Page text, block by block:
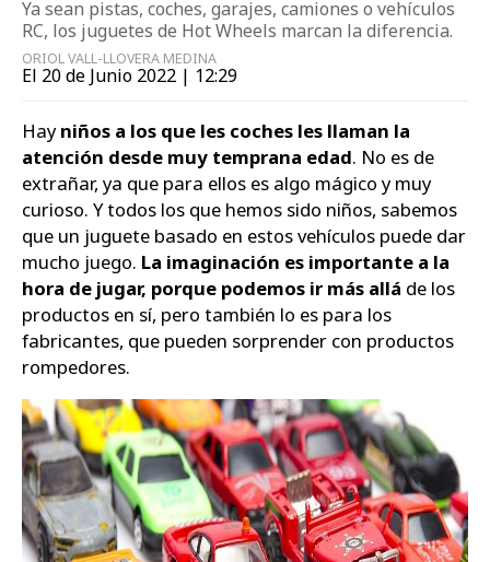
Móviles
Niños
Ordenadores
Videojuegos
Vuelos
Zapatos
Ya sean pistas, coches, garajes, camiones o vehículos
RC, los juguetes de Hot Wheels marcan la diferencia.
ORIOL VALL-LLOVERA MEDINA
El 20 de Junio 2022 | 12:29
Hayniños a los que les coches les llaman la
atención desde muy temprana edad. No es de
extrañar, ya que para ellos es algo mágico y muy
curioso. Y todos los que hemos sido niños, sabemos
que un juguete basado en estos vehículos puede dar
mucho juego. La imaginación es importante a la
hora de jugar, porque podemos ir más allá de los
productos en sí, pero también lo es para los
fabricantes, que pueden sorprender con productos
rompedores.